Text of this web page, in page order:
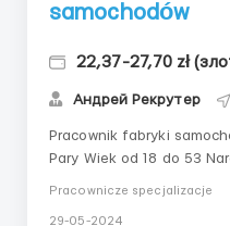
samochodów
22,37-27,70 zł
Андрей Рекрутер
Pracownik fabryki samochodów Płeć Kobiety
Pary Wiek od 18 do 53 Narodowość Ukraina Lokalizacja
Pracownicze specjalizacje
29-05-2024